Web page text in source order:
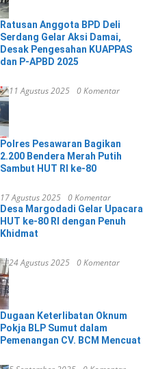
Ratusan Anggota BPD Deli
Serdang Gelar Aksi Damai,
Desak Pengesahan KUAPPAS
dan P-APBD 2025
11 Agustus 2025 0 Komentar
Polres Pesawaran Bagikan
2.200 Bendera Merah Putih
Sambut HUT RI ke-80
17 Agustus 2025 0 Komentar
Desa Margodadi Gelar Upacara
HUT ke-80 RI dengan Penuh
Khidmat
24 Agustus 2025 0 Komentar
Dugaan Keterlibatan Oknum
Pokja BLP Sumut dalam
Pemenangan CV. BCM Mencuat